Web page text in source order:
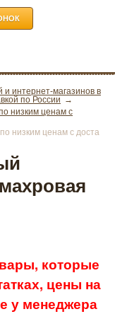
и интернет-магазинов в
по России
низким ценам с
низким ценам с доста
которые
цены на
у менеджера